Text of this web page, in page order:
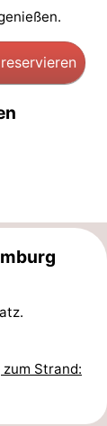
Strand: